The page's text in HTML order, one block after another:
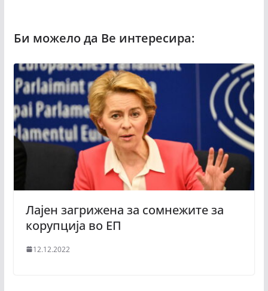
Лајен загрижена за сомнежите за
корупција во ЕП
12.12.2022